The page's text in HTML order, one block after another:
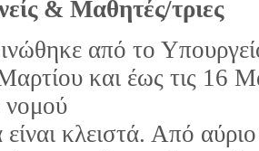
& Μαθητές/τριες
από το
και έως τις 16
νομού
κλειστά. Από